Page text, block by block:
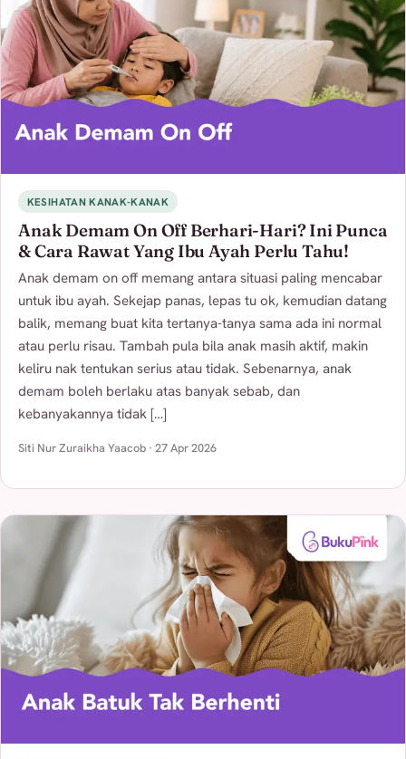
KESIHATAN KANAK-KANAK
Anak Demam On Off Berhari-Hari? Ini Punca
& Cara Rawat Yang Ibu Ayah Perlu Tahu!
Anak demam on off memang antara situasi paling mencabar
untuk ibu ayah. Sekejap panas, lepas tu ok, kemudian datang
balik, memang buat kita tertanya-tanya sama ada ini normal
atau perlu risau. Tambah pula bila anak masih aktif, makin
keliru nak tentukan serius atau tidak. Sebenarnya, anak
demam boleh berlaku atas banyak sebab, dan
kebanyakannya tidak […]
Siti Nur Zuraikha Yaacob · 27 Apr 2026